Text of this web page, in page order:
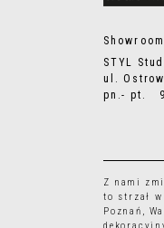
Showroom
STYL
ul.
pn.- pt.
Z nami
to strzał
Poznań,